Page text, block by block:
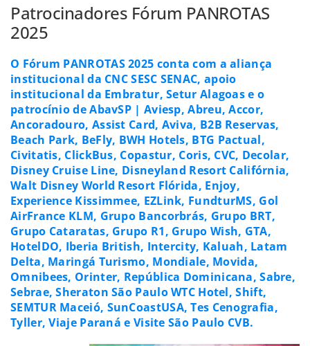
Patrocinadores Fórum PANROTAS
2025
O Fórum PANROTAS 2025 conta com a aliança
institucional da CNC SESC SENAC, apoio
institucional da Embratur, Setur Alagoas e o
patrocínio de AbavSP | Aviesp, Abreu, Accor,
Ancoradouro, Assist Card, Aviva, B2B Reservas,
Beach Park, BeFly, BWH Hotels, BTG Pactual,
Civitatis, ClickBus, Copastur, Coris, CVC, Decolar,
Disney Cruise Line, Disneyland Resort Califórnia,
Walt Disney World Resort Flórida, Enjoy,
Experience Kissimmee, EZLink, FundturMS, Gol
AirFrance KLM, Grupo Bancorbrás, Grupo BRT,
Grupo Cataratas, Grupo R1, Grupo Wish, GTA,
HotelDO, Iberia British, Intercity, Kaluah, Latam
Delta, Maringá Turismo, Mondiale, Movida,
Omnibees, Orinter, República Dominicana, Sabre,
Sebrae, Sheraton São Paulo WTC Hotel, Shift,
SEMTUR Maceió, SunCoastUSA, Tes Cenografia,
Tyller, Viaje Paraná e Visite São Paulo CVB.